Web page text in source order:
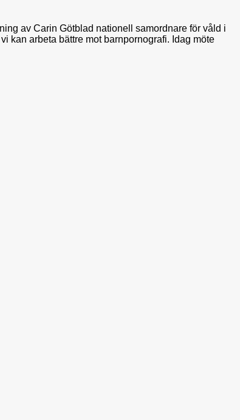
av Carin Götblad nationell samordnare för våld i
kan arbeta bättre mot barnpornografi. Idag möte